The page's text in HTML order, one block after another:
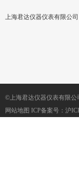
上海君达仪器仪表有限公司
©上海君达仪器仪表有限公
网站地图 ICP备案号： 沪